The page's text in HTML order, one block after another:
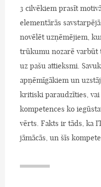
3 cilvēkiem prasīt
elementārās
novēlēt uzņēmējiem,
trūkumu nozarē
uz pašu attieksmi.
apņēmīgākiem un
kritiski paraudzīties, vai
kompetences ko
vērts. Fakts ir tāds, ka
jāmācās, un šīs